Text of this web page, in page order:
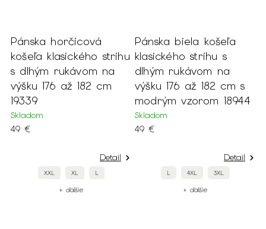
Pánska horčicová
košeľa klasického strihu
s dlhým rukávom na
výšku 176 až 182 cm
19339
Skladom
49 €
Detail
XXL XL L
+ ďalšie
Pánska biela košeľa
klasického strihu s
dlhým rukávom na
výšku 176 až 182 cm s
modrým vzorom 18944
Skladom
49 €
Detail
L 4XL 3XL
+ ďalšie